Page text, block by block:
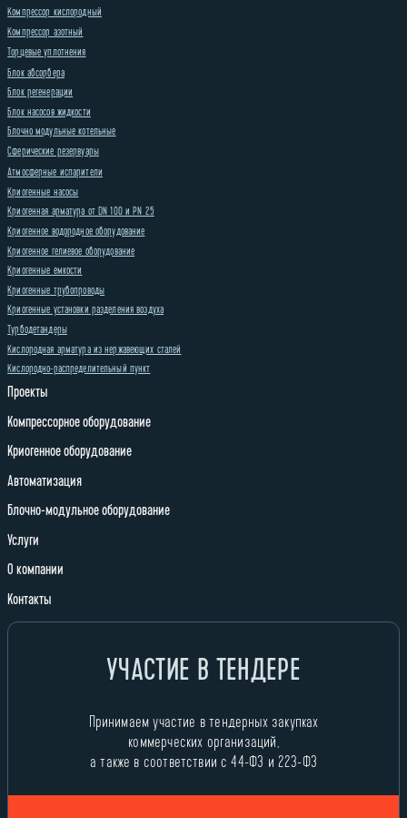
Компрессор кислородный
Компрессор азотный
Торцевые уплотнения
Блок абсорбера
Блок регенерации
Блок насосов жидкости
Блочно модульные котельные
Сферические резервуары
Атмосферные испарители
Криогенные насосы
Криогенная арматура от DN 100 и PN 25
Криогенное водородное оборудование
Криогенное гелиевое оборудование
Криогенные емкости
Криогенные трубопроводы
Криогенные установки разделения воздуха
Турбодетандеры
Кислородная арматура из нержавеющих сталей
Кислородно-распределительный пункт
Проекты
Компрессорное оборудование
Криогенное оборудование
Автоматизация
Блочно-модульное оборудование
Услуги
О компании
Контакты
УЧАСТИЕ В ТЕНДЕРЕ
Принимаем участие в тендерных закупках
коммерческих организаций,
а также в соответствии с 44-ФЗ и 223-ФЗ